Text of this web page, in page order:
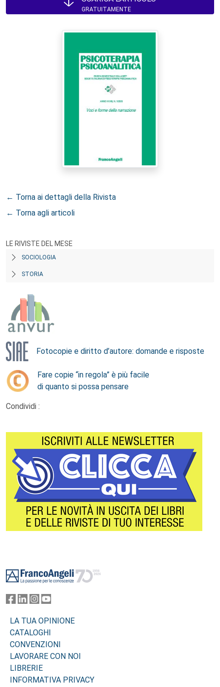
GRATUITAMENTE
← Torna ai dettagli della Rivista
← Torna agli articoli
LE RIVISTE DEL MESE
SOCIOLOGIA
STORIA
Fotocopie e diritto d’autore: domande e risposte
Fare copie “in regola” è più facile
di quanto si possa pensare
Condividi :
LA TUA OPINIONE
CATALOGHI
CONVENZIONI
LAVORARE CON NOI
LIBRERIE
INFORMATIVA PRIVACY